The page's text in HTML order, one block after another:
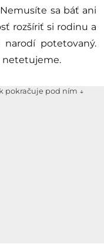
sa báť ani
rozšíriť si rodinu a
potetovaný.
netetujeme.
pokračuje pod ním ↓